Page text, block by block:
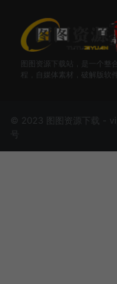
图图资源下载站，是一个整
程，自媒体素材，破解版软
© 2023 图图资源下载 -
号